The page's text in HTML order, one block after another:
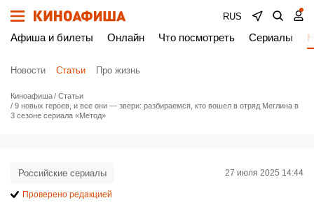
RUS
Афиша и билеты Онлайн Что посмотреть Сериалы
Новости Статьи Про жизнь
Киноафиша
Статьи
9 новых героев, и все они — звери: разбираемся, кто вошел в отряд Меглина в
3 сезоне сериала «Метод»
Российские сериалы 27 июля 2025 14:44
Проверено редакцией